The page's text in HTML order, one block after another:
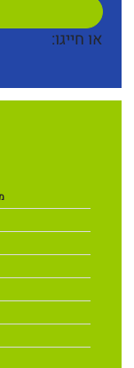
או חייגו: